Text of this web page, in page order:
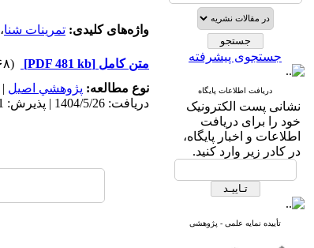
* Scientific Indexing
Services
* SID
* Magiran
* Google Scholar
و دارای رتبه علمی
پژوهشی
از کمیسیون نشریات
وزارت بهداشت و درمان
* Index Medicus for the
جستجوی پیشرفته
دریافت اطلاعات پایگاه
نشانی پست الکترونیک
خود را برای دریافت
اطلاعات و اخبار پایگاه،
در کادر زیر وارد کنید.
تأییده نمایه علمی - پژوهشی
واژه‌های کلیدی: تمرینات شنا،
متن کامل [PDF 481 kb]
(۶۶۸ دریافت)
نوع مطالعه: پژوهشي اصیل |
دریافت: 1404/5/26 | پذیرش: 1404/6/11 | انتشار: 1404/6/10